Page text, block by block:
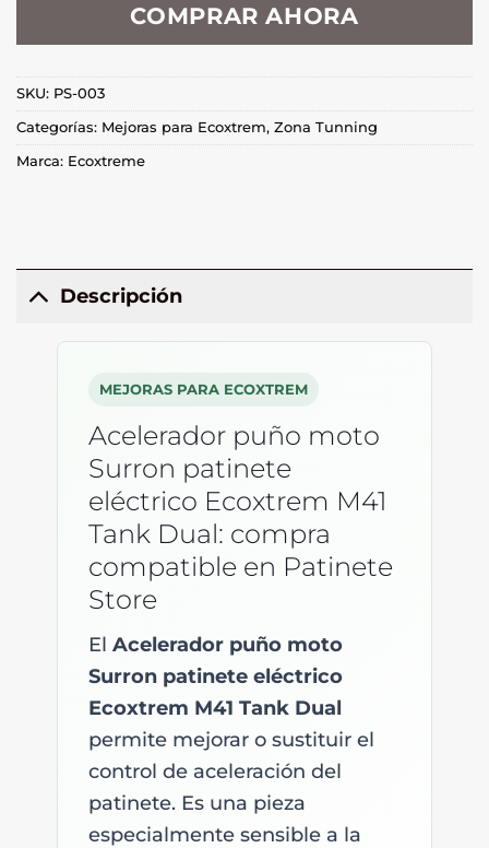
COMPRAR AHORA
SKU: PS-003
Categorías: Mejoras para Ecoxtrem, Zona Tunning
Marca: Ecoxtreme
Descripción
MEJORAS PARA ECOXTREM
Acelerador puño moto
Surron patinete
eléctrico Ecoxtrem M41
Tank Dual: compra
compatible en Patinete
Store
El Acelerador puño moto
Surron patinete eléctrico
Ecoxtrem M41 Tank Dual
permite mejorar o sustituir el
control de aceleración del
patinete. Es una pieza
especialmente sensible a la